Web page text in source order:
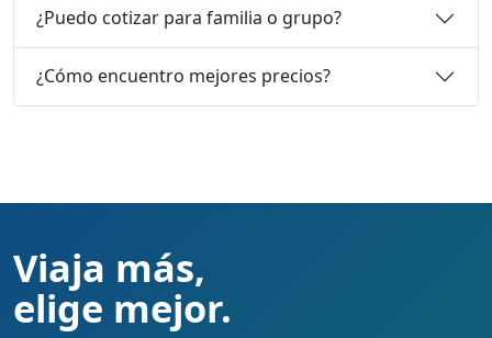
¿Puedo cotizar para familia o grupo?
¿Cómo encuentro mejores precios?
Viaja más,
elige mejor.